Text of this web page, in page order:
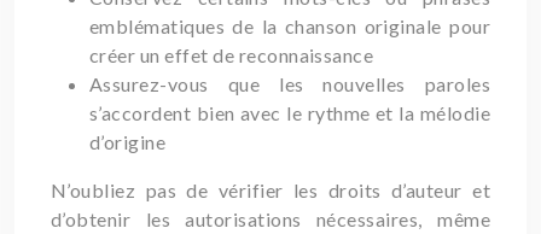
emblématiques de la chanson originale pour
créer un effet de reconnaissance
Assurez-vous que les nouvelles paroles
s’accordent bien avec le rythme et la mélodie
d’origine
N’oubliez pas de vérifier les droits d’auteur et
d’obtenir les autorisations nécessaires, même